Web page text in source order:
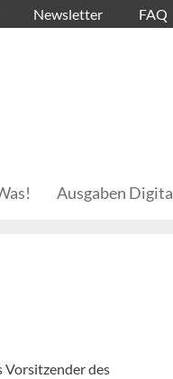
Newsletter FAQ
Ausgaben
Vorsitzender des